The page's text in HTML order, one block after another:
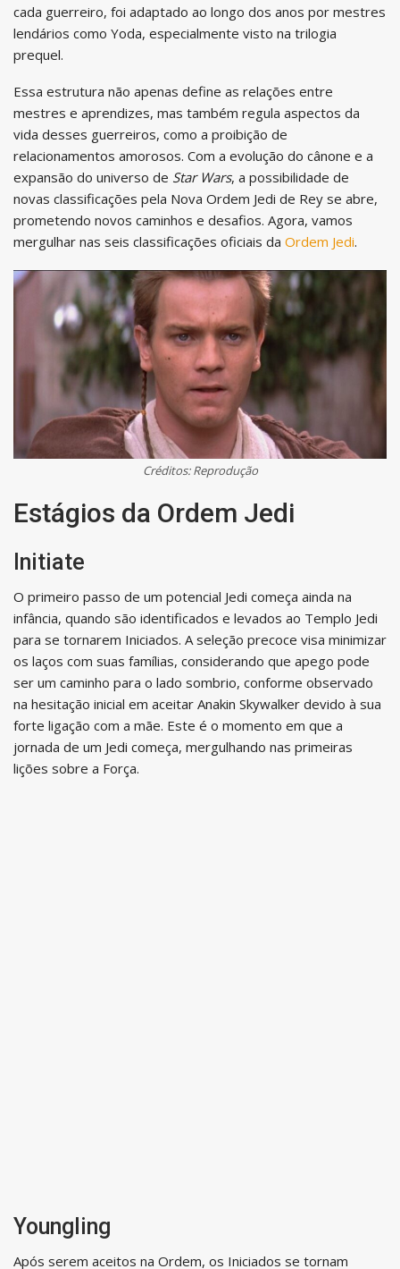
cada guerreiro, foi adaptado ao longo dos anos por mestres
lendários como Yoda, especialmente visto na trilogia
prequel.
Essa estrutura não apenas define as relações entre
mestres e aprendizes, mas também regula aspectos da
vida desses guerreiros, como a proibição de
relacionamentos amorosos. Com a evolução do cânone e a
expansão do universo de Star Wars, a possibilidade de
novas classificações pela Nova Ordem Jedi de Rey se abre,
prometendo novos caminhos e desafios. Agora, vamos
mergulhar nas seis classificações oficiais da Ordem Jedi.
Créditos: Reprodução
Estágios da Ordem Jedi
Initiate
O primeiro passo de um potencial Jedi começa ainda na
infância, quando são identificados e levados ao Templo Jedi
para se tornarem Iniciados. A seleção precoce visa minimizar
os laços com suas famílias, considerando que apego pode
ser um caminho para o lado sombrio, conforme observado
na hesitação inicial em aceitar Anakin Skywalker devido à sua
forte ligação com a mãe. Este é o momento em que a
jornada de um Jedi começa, mergulhando nas primeiras
lições sobre a Força.
Youngling
Após serem aceitos na Ordem, os Iniciados se tornam